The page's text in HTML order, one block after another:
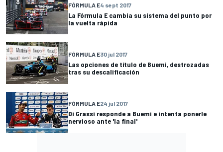
FÓRMULA E4 sept 2017
La Fórmula E cambia su sistema del punto por
la vuelta rápida
FÓRMULA E30 jul 2017
Las opciones de título de Buemi, destrozadas
tras su descalificación
FÓRMULA E24 jul 2017
Di Grassi responde a Buemi e intenta ponerle
nervioso ante 'la final'